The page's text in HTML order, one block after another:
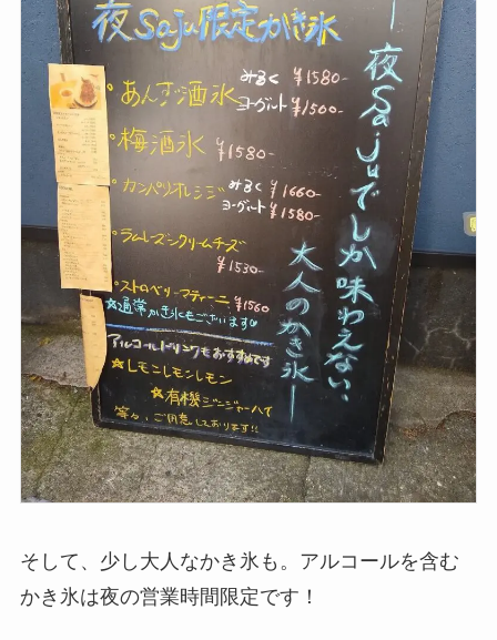
そして、少し大人なかき氷も。アルコールを含む
かき氷は夜の営業時間限定です！